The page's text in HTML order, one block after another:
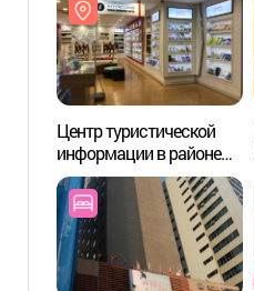
Центр туристической
информации в районе
Мёндон
(명동관광정보센터)